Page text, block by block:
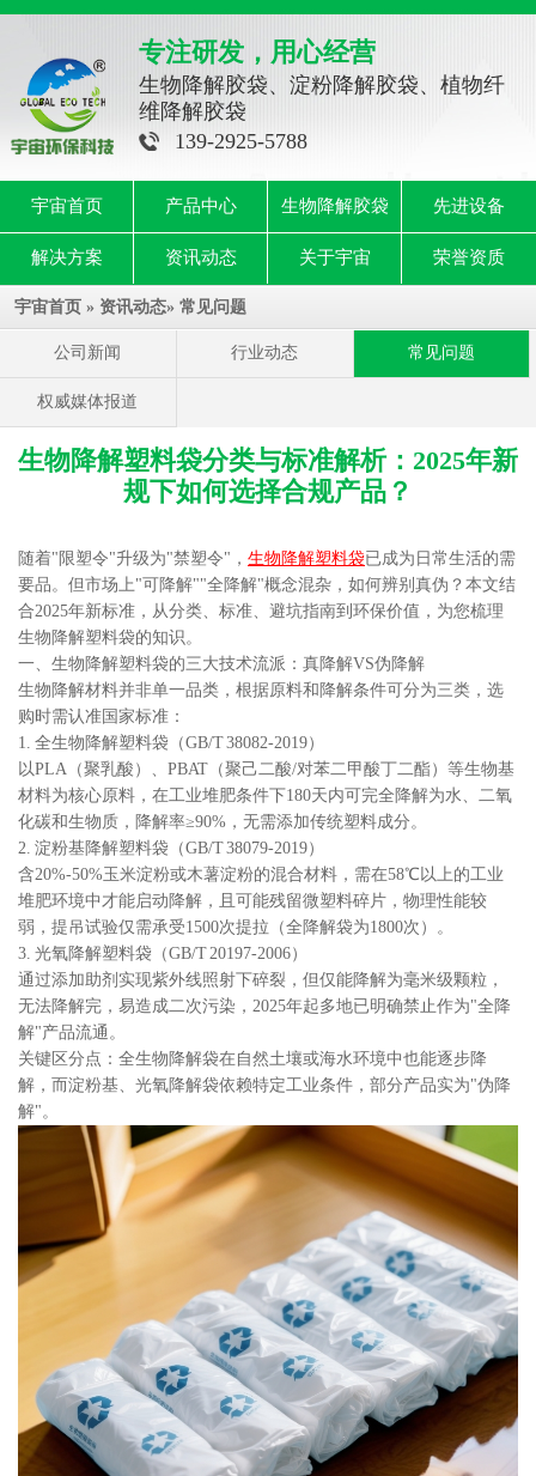
专注研发，用心经营
生物降解胶袋、淀粉降解胶袋、植物纤
维降解胶袋
139-2925-5788
宇宙首页 产品中心 生物降解胶袋 先进设备
解决方案 资讯动态 关于宇宙 荣誉资质
宇宙首页 » 资讯动态» 常见问题
公司新闻 行业动态 常见问题
权威媒体报道
生物降解塑料袋分类与标准解析：2025年新
规下如何选择合规产品？
随着"限塑令"升级为"禁塑令"， 生物降解塑料袋已成为日常生活的需
要品。但市场上"可降解""全降解"概念混杂，如何辨别真伪？本文结
合2025年新标准，从分类、标准、避坑指南到环保价值，为您梳理
生物降解塑料袋的知识。
一、生物降解塑料袋的三大技术流派：真降解VS伪降解
生物降解材料并非单一品类，根据原料和降解条件可分为三类，选
购时需认准国家标准：
1. 全生物降解塑料袋（GB/T 38082-2019）
以PLA（聚乳酸）、PBAT（聚己二酸/对苯二甲酸丁二酯）等生物基
材料为核心原料，在工业堆肥条件下180天内可完全降解为水、二氧
化碳和生物质，降解率≥90%，无需添加传统塑料成分。
2. 淀粉基降解塑料袋（GB/T 38079-2019）
含20%-50%玉米淀粉或木薯淀粉的混合材料，需在58℃以上的工业
堆肥环境中才能启动降解，且可能残留微塑料碎片，物理性能较
弱，提吊试验仅需承受1500次提拉（全降解袋为1800次）。
3. 光氧降解塑料袋（GB/T 20197-2006）
通过添加助剂实现紫外线照射下碎裂，但仅能降解为毫米级颗粒，
无法降解完，易造成二次污染，2025年起多地已明确禁止作为"全降
解"产品流通。
关键区分点：全生物降解袋在自然土壤或海水环境中也能逐步降
解，而淀粉基、光氧降解袋依赖特定工业条件，部分产品实为"伪降
解"。